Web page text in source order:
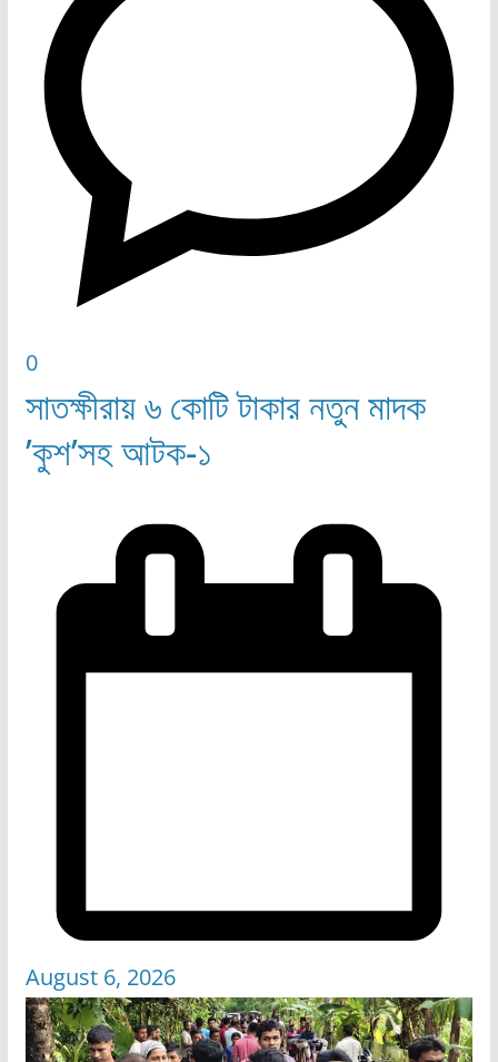
0
সাতক্ষীরায় ৬ কোটি টাকার নতুন মাদক
’কুশ’সহ আটক-১
August 6, 2026